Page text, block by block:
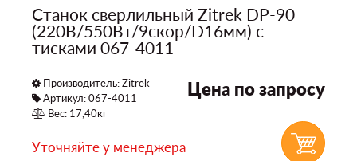
Станок сверлильный Zitrek DP-90
(220В/550Вт/9скор/D16мм) с
тисками 067-4011
Производитель:Zitrek
Артикул: 067-4011
Вес: 17,40кг
Цена по запросу
Уточняйте у менеджера